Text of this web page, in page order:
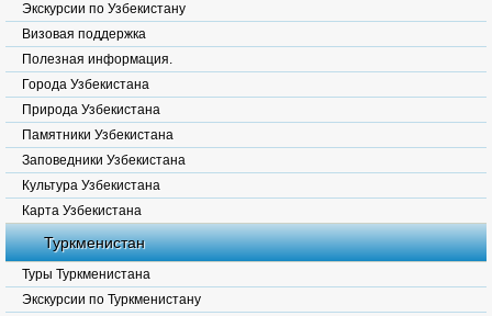
Экскурсии по Узбекистану
Визовая поддержка
Полезная информация.
Города Узбекистана
Природа Узбекистана
Памятники Узбекистана
Заповедники Узбекистана
Культура Узбекистана
Карта Узбекистана
Туркменистан
Туры Туркменистана
Экскурсии по Туркменистану